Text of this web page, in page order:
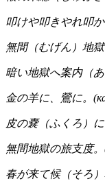
叩けや叩きやれ叩
無間（むげん）地獄
暗い地獄へ案内（あ
金の羊に、鶯に。
皮の嚢（ふくろ）に
無間地獄の旅支度。
春が来て候（そろ）